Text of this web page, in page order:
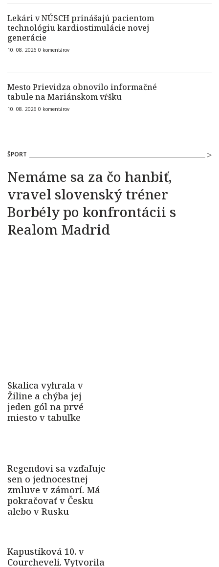
Lekári v NÚSCH prinášajú pacientom
technológiu kardiostimulácie novej
generácie
10. 08. 2026 0 komentárov
Mesto Prievidza obnovilo informačné
tabule na Mariánskom vŕšku
10. 08. 2026 0 komentárov
ŠPORT